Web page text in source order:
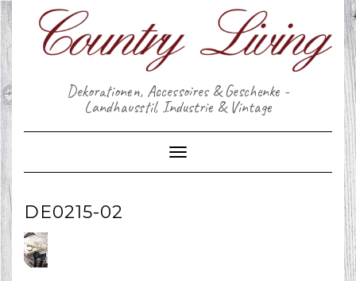
Skip
to
content
Dekorationen, Accessoires & Geschenke -
Landhausstil, Industrie & Vintage
Toggle Navigation
DE0215-02